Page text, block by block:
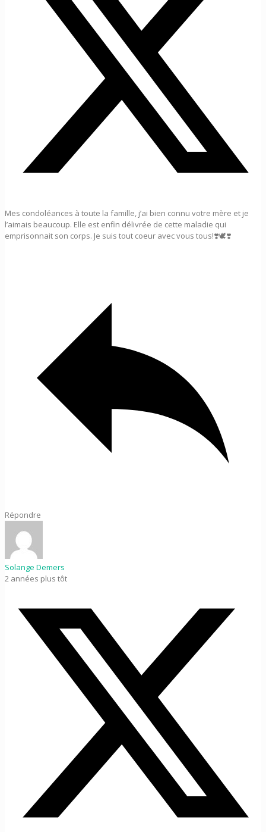
Mes condoléances à toute la famille, j’ai bien connu votre mère et je
l’aimais beaucoup. Elle est enfin délivrée de cette maladie qui
emprisonnait son corps. Je suis tout coeur avec vous tous!❣️🕊❣️
Répondre
Solange Demers
2 années plus tôt